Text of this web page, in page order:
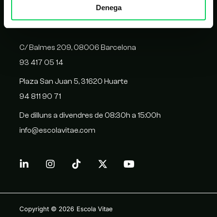
Denega
CONTACTE
C/ Balmes 209, 08006 Barcelona
93 417 05 14
Plaza San Juan 5, 31620 Huarte
94 811 90 71
De dilluns a divendres de 08:30h a 15:00h
info@escolavitae.com
Copyright © 2026 Escola Vitae